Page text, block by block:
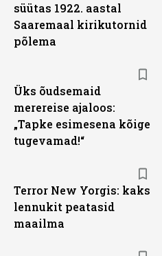
süütas 1922. aastal
Saaremaal kirikutornid
põlema
Üks õudsemaid
merereise ajaloos:
„Tapke esimesena kõige
tugevamad!“
Terror New Yorgis: kaks
lennukit peatasid
maailma